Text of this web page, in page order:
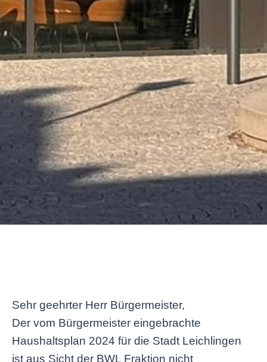
Sehr geehrter Herr Bürgermeister,
Der vom Bürgermeister eingebrachte
Haushaltsplan 2024 für die Stadt Leichlingen
ist aus Sicht der BWL Fraktion nicht